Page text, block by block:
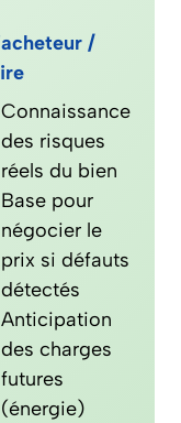
/
Connaissance
des risques
réels du bien
Base pour
négocier le
prix si défauts
détectés
Anticipation
des charges
futures
(énergie)